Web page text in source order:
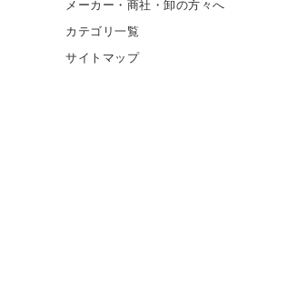
メーカー・商社・卸の方々へ
カテゴリ一覧
サイトマップ